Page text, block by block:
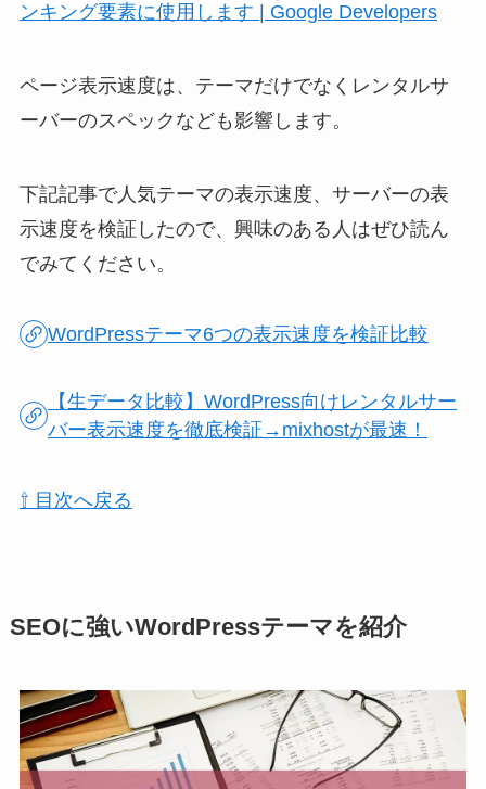
ンキング要素に使用します | Google Developers
ページ表示速度は、テーマだけでなくレンタルサ
ーバーのスペックなども影響します。
下記記事で人気テーマの表示速度、サーバーの表
示速度を検証したので、興味のある人はぜひ読ん
でみてください。
WordPressテーマ6つの表示速度を検証比較
【生データ比較】WordPress向けレンタルサー
バー表示速度を徹底検証→mixhostが最速！
⇧ 目次へ戻る
SEOに強いWordPressテーマを紹介